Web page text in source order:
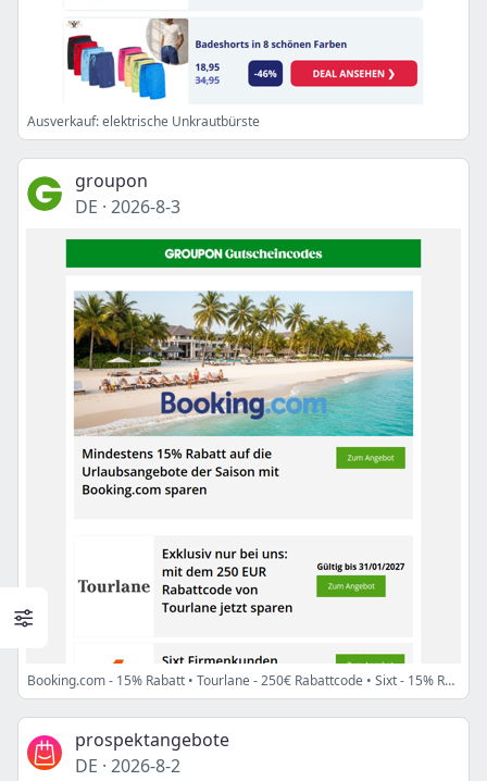
Ausverkauf: elektrische Unkrautbürste
groupon
DE · 2026-8-3
Booking.com - 15% Rabatt • Tourlane - 250€ Rabattcode • Sixt - 15% Rabatt + mehr!
prospektangebote
DE · 2026-8-2